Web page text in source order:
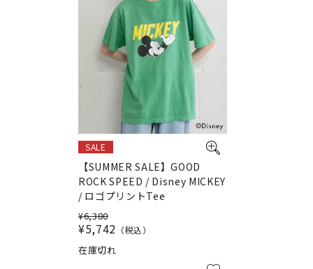
SALE
【SUMMER SALE】GOOD
ROCK SPEED / Disney MICKEY
/ ロゴプリントTee
¥6,380
¥5,742 税込
在庫切れ